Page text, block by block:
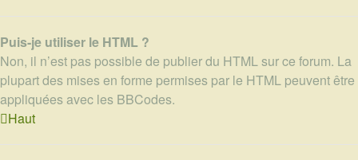
Puis-je utiliser le HTML ?
Non, il n’est pas possible de publier du HTML sur ce forum. La
plupart des mises en forme permises par le HTML peuvent être
appliquées avec les BBCodes.
Haut